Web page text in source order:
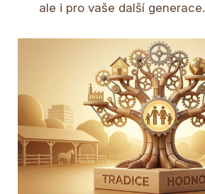
ale i pro vaše další generace.